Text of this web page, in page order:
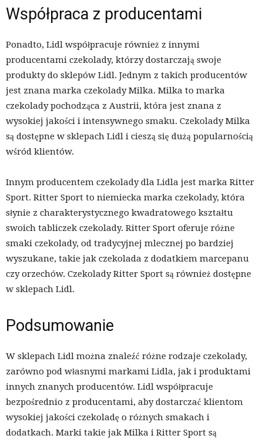
Współpraca z producentami
Ponadto, Lidl współpracuje również z innymi
producentami czekolady, którzy dostarczają swoje
produkty do sklepów Lidl. Jednym z takich producentów
jest znana marka czekolady Milka. Milka to marka
czekolady pochodząca z Austrii, która jest znana z
wysokiej jakości i intensywnego smaku. Czekolady Milka
są dostępne w sklepach Lidl i cieszą się dużą popularnością
wśród klientów.
Innym producentem czekolady dla Lidla jest marka Ritter
Sport. Ritter Sport to niemiecka marka czekolady, która
słynie z charakterystycznego kwadratowego kształtu
swoich tabliczek czekolady. Ritter Sport oferuje różne
smaki czekolady, od tradycyjnej mlecznej po bardziej
wyszukane, takie jak czekolada z dodatkiem marcepanu
czy orzechów. Czekolady Ritter Sport są również dostępne
w sklepach Lidl.
Podsumowanie
W sklepach Lidl można znaleźć różne rodzaje czekolady,
zarówno pod własnymi markami Lidla, jak i produktami
innych znanych producentów. Lidl współpracuje
bezpośrednio z producentami, aby dostarczać klientom
wysokiej jakości czekoladę o różnych smakach i
dodatkach. Marki takie jak Milka i Ritter Sport są